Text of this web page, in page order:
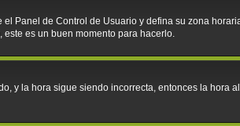
Panel de Control de Usuario y defina su zona
es un buen momento para hacerlo.
y la hora sigue siendo incorrecta, entonces la